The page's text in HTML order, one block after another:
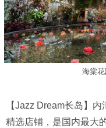
海棠花
【Jazz Dream长岛】
精选店铺，是国内最大